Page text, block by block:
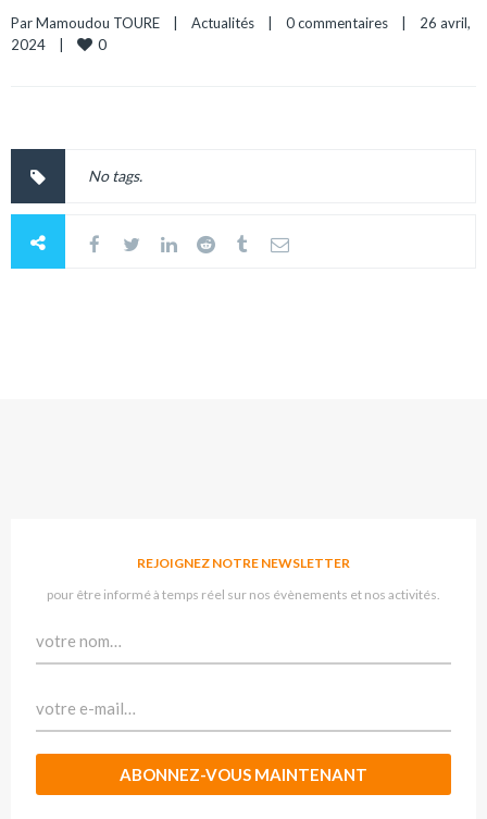
Par Mamoudou TOURE | Actualités | 0 commentaires |
26 avril,
2024 | 0
No tags.
REJOIGNEZ NOTRE NEWSLETTER
pour être informé à temps réel sur nos évènements et nos activités.